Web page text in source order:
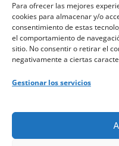
Para ofrecer las mejores
cookies para almacenar y/o
consentimiento de estas
el comportamiento de
sitio. No consentir o retirar el
negativamente a ciertas
Gestionar los servicios
REDES SOCIALES
Beneyto Abogados